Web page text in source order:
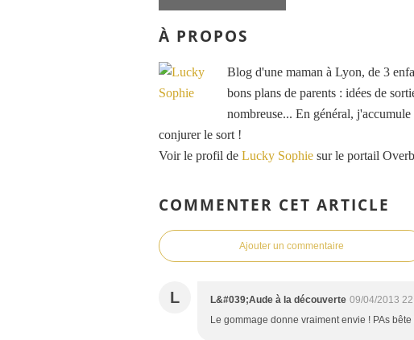
À PROPOS
Blog d'une maman à Lyon, de 3
bons plans de parents : idées de
nombreuse... En général,
conjurer le sort !
Voir le profil de Lucky Sophie sur le portail
COMMENTER CET ARTICLE
Ajouter un commentaire
L L&#039;Aude à la découverte 09/04/2013
Le gommage donne vraiment envie ! PAs